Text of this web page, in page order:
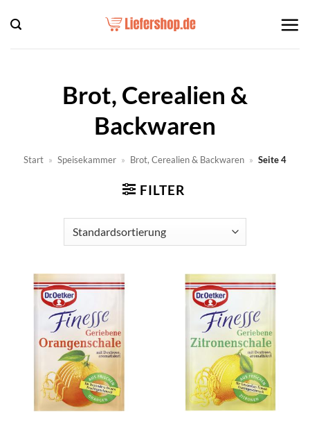
Inhalt
springen
Brot, Cerealien &
Backwaren
Start » Speisekammer » Brot, Cerealien & Backwaren » Seite 4
FILTER